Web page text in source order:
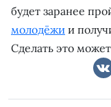
будет заранее
молодёжи и
Сделать это